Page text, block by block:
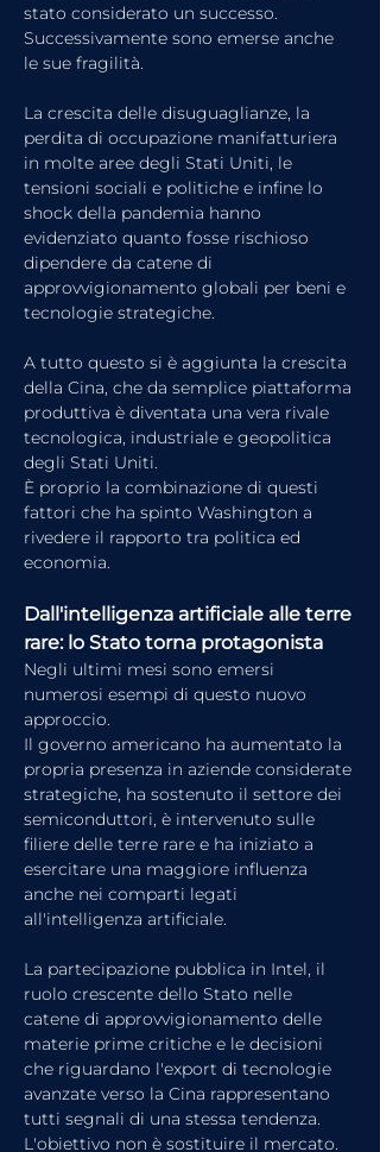
stato considerato un successo.
Successivamente sono emerse anche
le sue fragilità.
La crescita delle disuguaglianze, la
perdita di occupazione manifatturiera
in molte aree degli Stati Uniti, le
tensioni sociali e politiche e infine lo
shock della pandemia hanno
evidenziato quanto fosse rischioso
dipendere da catene di
approvvigionamento globali per beni e
tecnologie strategiche.
A tutto questo si è aggiunta la crescita
della Cina, che da semplice piattaforma
produttiva è diventata una vera rivale
tecnologica, industriale e geopolitica
degli Stati Uniti.
È proprio la combinazione di questi
fattori che ha spinto Washington a
rivedere il rapporto tra politica ed
economia.
Dall'intelligenza artificiale alle terre
rare: lo Stato torna protagonista
Negli ultimi mesi sono emersi
numerosi esempi di questo nuovo
approccio.
Il governo americano ha aumentato la
propria presenza in aziende considerate
strategiche, ha sostenuto il settore dei
semiconduttori, è intervenuto sulle
filiere delle terre rare e ha iniziato a
esercitare una maggiore influenza
anche nei comparti legati
all'intelligenza artificiale.
La partecipazione pubblica in Intel, il
ruolo crescente dello Stato nelle
catene di approvvigionamento delle
materie prime critiche e le decisioni
che riguardano l'export di tecnologie
avanzate verso la Cina rappresentano
tutti segnali di una stessa tendenza.
L'obiettivo non è sostituire il mercato.